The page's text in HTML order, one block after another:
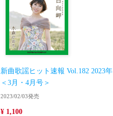
新曲歌謡ヒット速報 Vol.182 2023年
＜3月・4月号＞
2023/02/03発売
¥ 1,100